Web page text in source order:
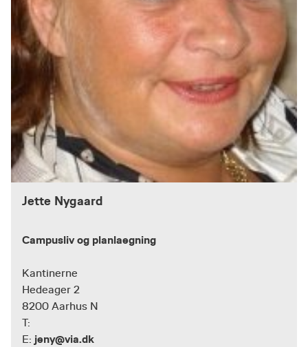
Jette Nygaard
Campusliv og planlaegning
Kantinerne
Hedeager 2
8200 Aarhus N
T:
E: jeny@via.dk